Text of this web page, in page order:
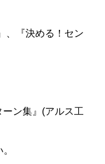
、『決める！セン
ン集』(アルス工